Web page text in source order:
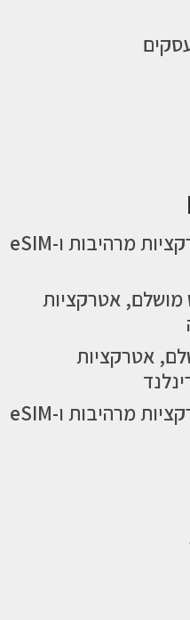
גטבורג: נופש מושלם, אטרקציות מרהיבות ו-eSIM
מושלם, אטרקציות
אטרקציות
אוטילה: נופש מושלם, אטרקציות מרהיבות ו-eSIM